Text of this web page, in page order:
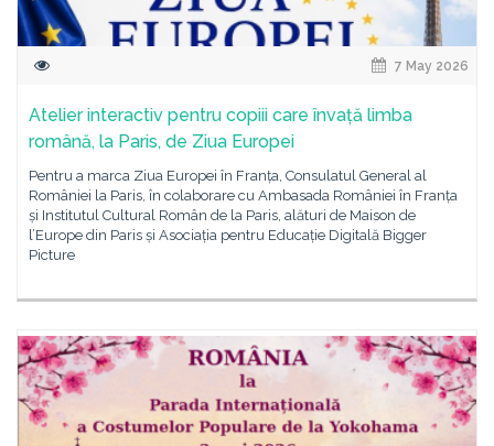
7 May 2026
Atelier interactiv pentru copiii care învață limba
română, la Paris, de Ziua Europei
Pentru a marca Ziua Europei în Franța, Consulatul General al
României la Paris, în colaborare cu Ambasada României în Franța
și Institutul Cultural Român de la Paris, alături de Maison de
l’Europe din Paris și Asociația pentru Educație Digitală Bigger
Picture